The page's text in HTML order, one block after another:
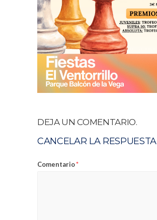
DEJA UN COMENTARIO.
CANCELAR LA RESPUESTA
Comentario*